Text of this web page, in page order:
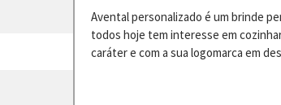
Avental personalizado é um brinde
todos hoje tem interesse em
caráter e com a sua logomarca em